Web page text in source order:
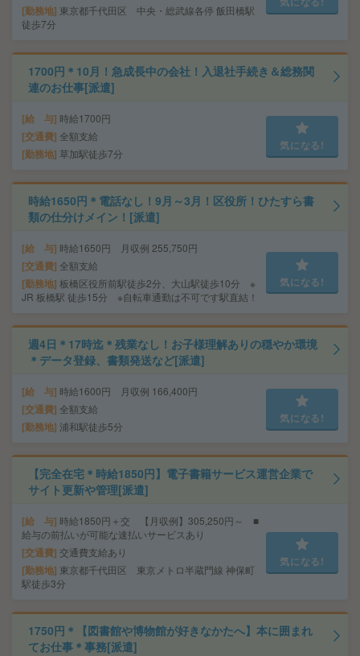
勤務地 東京都千代田区 中央・総武線各停 飯田橋駅
徒歩7分
1700円＊10月！急成長中の会社！入退社手続き＆総務関
連のお仕事[派遣]
給 与 時給1700円
交通費 全額支給
勤務地 草加駅徒歩7分
気になる!
時給1650円＊電話なし！9月～3月！区役所！ひたすら書
類の仕分けメイン！[派遣]
給 与 時給1650円 月収例 255,750円
交通費 全額支給
勤務地 板橋区役所前駅徒歩2分、大山駅徒歩10分 ※
JR 板橋駅 徒歩15分 ※自転車通勤は不可です駅直結！
気になる!
週4日＊17時迄＊残業なし！お子様理解ありの穏やか環境
＊データ登録、書類発送など[派遣]
給 与 時給1600円 月収例 166,400円
交通費 全額支給
勤務地 浦和駅徒歩5分
気になる!
【完全在宅＊時給1850円】電子書籍サービス運営企業で
サイト更新や管理[派遣]
給 与 時給1850円＋交 【月収例】305,250円～ ■
給与の前払いが可能な速払いサービスあり
交通費 交通費支給あり
勤務地 東京都千代田区 東京メトロ半蔵門線 神保町
駅徒歩3分
気になる!
1750円＊【図書館や博物館が好きなかたへ】本に囲まれ
てお仕事＊事務[派遣]